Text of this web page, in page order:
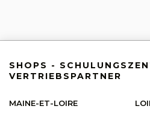
SHOPS -
VERTRIEBSPARTNER
MAINE-ET-LOIRE